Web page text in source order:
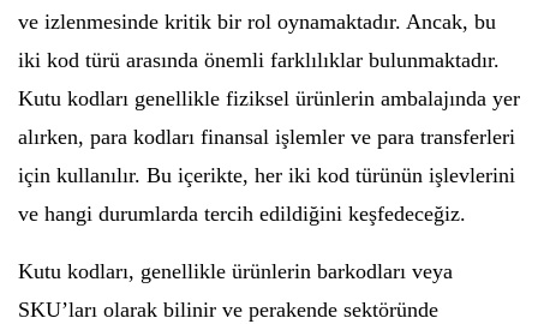
ve izlenmesinde kritik bir rol oynamaktadır. Ancak, bu
iki kod türü arasında önemli farklılıklar bulunmaktadır.
Kutu kodları genellikle fiziksel ürünlerin ambalajında yer
alırken, para kodları finansal işlemler ve para transferleri
için kullanılır. Bu içerikte, her iki kod türünün işlevlerini
ve hangi durumlarda tercih edildiğini keşfedeceğiz.
Kutu kodları, genellikle ürünlerin barkodları veya
SKU’ları olarak bilinir ve perakende sektöründe